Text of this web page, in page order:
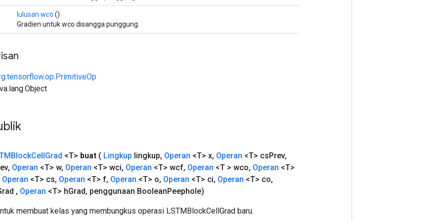
lulusan wco ()
Gradien untuk wco disangga punggung.
CellGrad <T> buat ( Lingkup lingkup, Operan <T> x, Operan <T> csPrev,
, Operan <T> w, Operan <T> wci, Operan <T> wcf, Operan <T > wco, Operan <T>
Operan <T> cs, Operan <T> f, Operan <T> o, Operan <T> ci, Operan <T> co,
, Operan <T> hGrad, penggunaan BooleanPeephole)
membuat kelas yang membungkus operasi LSTMBlockCellGrad baru.